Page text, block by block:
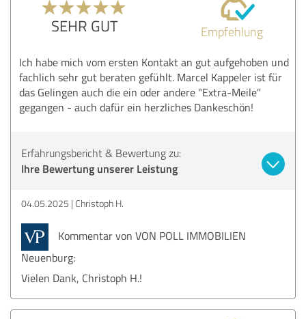
SEHR GUT Empfehlung
Ich habe mich vom ersten Kontakt an gut aufgehoben und
fachlich sehr gut beraten gefühlt. Marcel Kappeler ist für
das Gelingen auch die ein oder andere "Extra-Meile"
gegangen - auch dafür ein herzliches Dankeschön!
Erfahrungsbericht & Bewertung zu:
Ihre Bewertung unserer Leistung
04.05.2025 Christoph H.
Kommentar von VON POLL IMMOBILIEN
Neuenburg:
Vielen Dank, Christoph H.!